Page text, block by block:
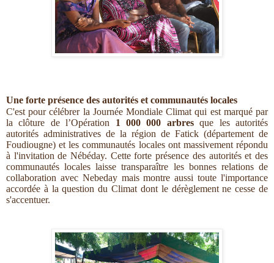
Une forte présence des autorités et communautés locales
C'est pour célébrer la Journée Mondiale Climat qui est marqué par
la clôture de l’Opération 1 000 000 arbresque les autorités
autorités administratives de la région de Fatick (département de
Foudiougne) et les communautés locales ont massivement répondu
à l'invitation de Nébéday. Cette forte présence des autorités et des
communautés locales laisse transparaître les bonnes relations de
collaboration avec Nebeday mais montre aussi toute l'importance
accordée à la question du Climat dont le dérèglement ne cesse de
s'accentuer.